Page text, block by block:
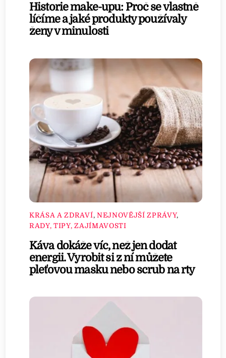
Historie make-upu: Proč se vlastně
líčíme a jaké produkty používaly
ženy v minulosti
KRÁSA A ZDRAVÍ, NEJNOVĚJŠÍ ZPRÁVY,
RADY, TIPY, ZAJÍMAVOSTI
Káva dokáže víc, než jen dodat
energii. Vyrobit si z ní můžete
pleťovou masku nebo scrub na rty